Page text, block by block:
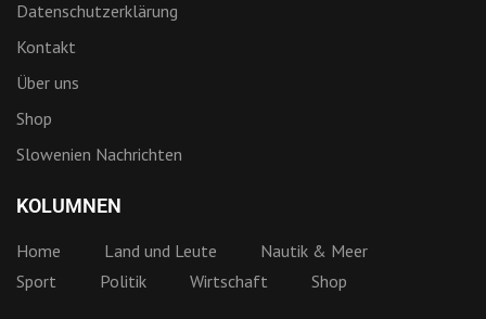
Datenschutzerklärung
Kontakt
Über uns
Shop
Slowenien Nachrichten
KOLUMNEN
Home Land und Leute
Nautik & Meer
Sport
Politik Wirtschaft Shop